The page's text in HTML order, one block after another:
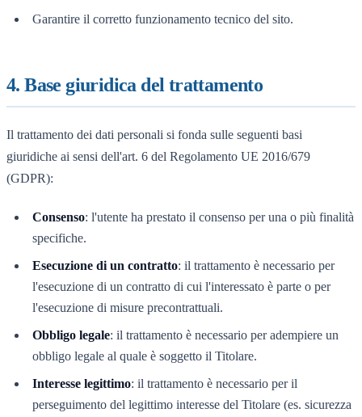
Garantire il corretto funzionamento tecnico del sito.
4. Base giuridica del trattamento
Il trattamento dei dati personali si fonda sulle seguenti basi
giuridiche ai sensi dell'art. 6 del Regolamento UE 2016/679
(GDPR):
Consenso: l'utente ha prestato il consenso per una o più finalità
specifiche.
Esecuzione di un contratto: il trattamento è necessario per
l'esecuzione di un contratto di cui l'interessato è parte o per
l'esecuzione di misure precontrattuali.
Obbligo legale: il trattamento è necessario per adempiere un
obbligo legale al quale è soggetto il Titolare.
Interesse legittimo: il trattamento è necessario per il
perseguimento del legittimo interesse del Titolare (es. sicurezza